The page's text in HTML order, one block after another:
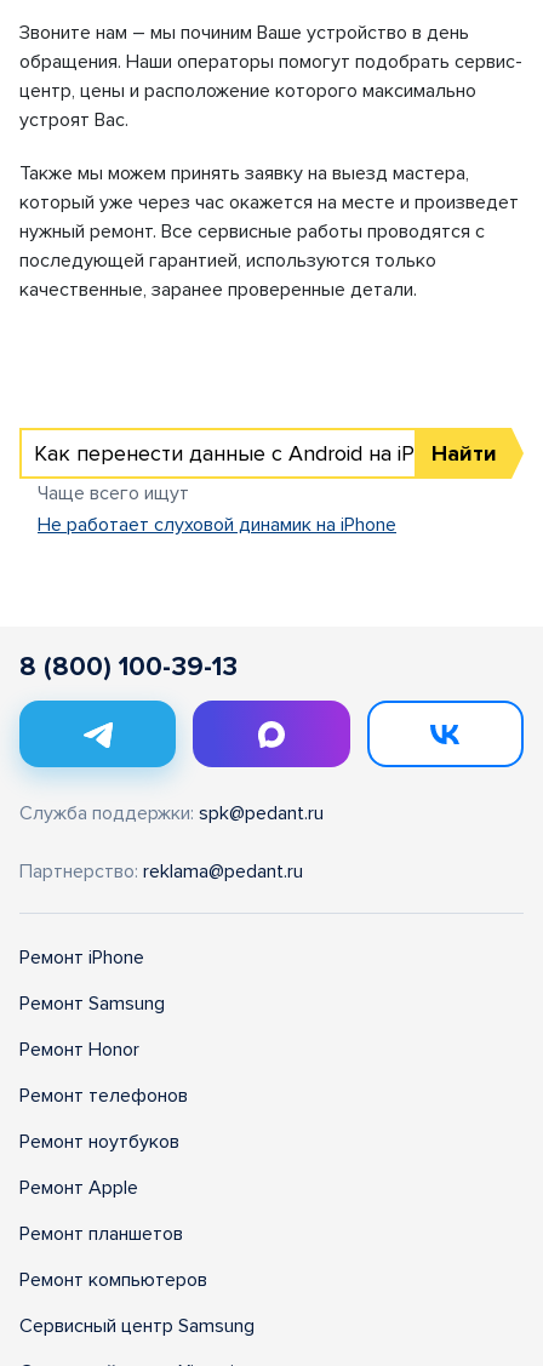
Звоните нам – мы починим Ваше устройство в день
обращения. Наши операторы помогут подобрать сервис-
центр, цены и расположение которого максимально
устроят Вас.
Также мы можем принять заявку на выезд мастера,
который уже через час окажется на месте и произведет
нужный ремонт. Все сервисные работы проводятся с
последующей гарантией, используются только
качественные, заранее проверенные детали.
Как перенести данные с Android на iPhone
Чаще всего ищут
Найти
Не работает слуховой динамик на iPhone
8 (800) 100-39-13
Служба поддержки: spk@pedant.ru
Партнерство: reklama@pedant.ru
Ремонт iPhone
Ремонт Samsung
Ремонт Honor
Ремонт телефонов
Ремонт ноутбуков
Ремонт Apple
Ремонт планшетов
Ремонт компьютеров
Сервисный центр Samsung